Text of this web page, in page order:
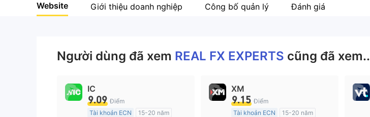
8
9
Tên công ty
Website Giới thiệu doanh nghiệp Công bố quản lý Đánh giá
Người dùng đã xem REAL FX EXPERTS cũng đã xem..
IC
9.09 Điểm
Tài khoản ECN
15-20 năm
XM
9.15 Điểm
Tài khoản ECN
15-20 năm